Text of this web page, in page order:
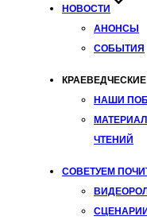
НОВОСТИ
АНОНСЫ
СОБЫТИЯ
НАШИ
ЧТЕНИЙ
СОВЕТУЕМ
СЦЕНАРИИ